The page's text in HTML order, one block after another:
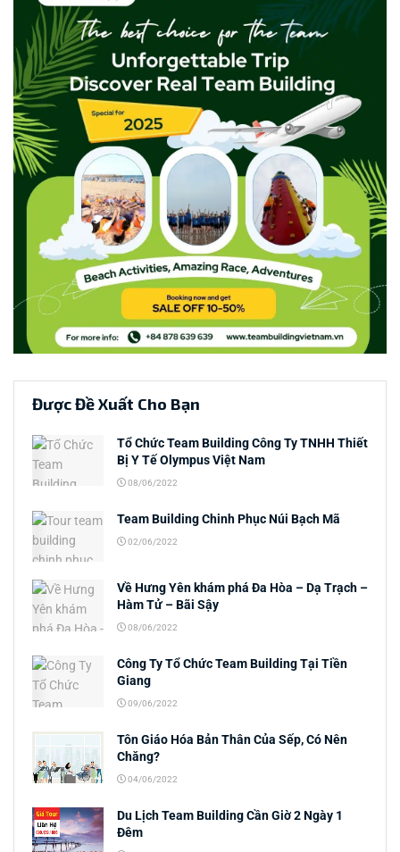
Được Đề Xuất Cho Bạn
Tổ Chức Team Building Công Ty TNHH Thiết
Bị Y Tế Olympus Việt Nam
08/06/2022
Team Building Chinh Phục Núi Bạch Mã
02/06/2022
Về Hưng Yên khám phá Đa Hòa – Dạ Trạch –
Hàm Tử – Bãi Sậy
08/06/2022
Công Ty Tổ Chức Team Building Tại Tiền
Giang
09/06/2022
Tôn Giáo Hóa Bản Thân Của Sếp, Có Nên
Chăng?
04/06/2022
Du Lịch Team Building Cần Giờ 2 Ngày 1
Đêm